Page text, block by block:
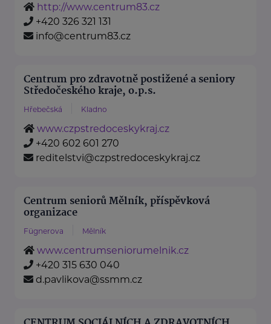
http://www.centrum83.cz
+420 326 321 131
info@centrum83.cz
Centrum pro zdravotně postižené a seniory
Středočeského kraje, o.p.s.
Hřebečská Kladno
www.czpstredoceskykraj.cz
+420 602 601 270
reditelstvi@czpstredoceskykraj.cz
Centrum seniorů Mělník, příspěvková
organizace
Fügnerova Mělník
www.centrumseniorumelnik.cz
+420 315 630 040
d.pavlikova@ssmm.cz